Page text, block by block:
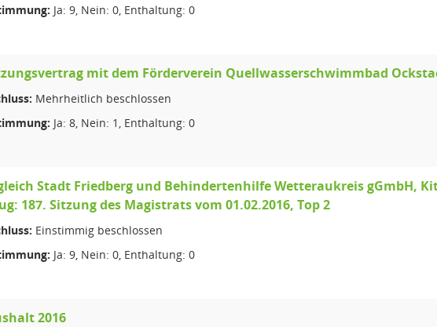
Ja: 9, Nein: 0, Enthaltung: 0
mit dem Förderverein Quellwasserschwimmbad
Mehrheitlich beschlossen
Ja: 8, Nein: 1, Enthaltung: 0
Stadt Friedberg und Behindertenhilfe Wetteraukreis gGmbH,
187. Sitzung des Magistrats vom 01.02.2016, Top 2
Einstimmig beschlossen
Ja: 9, Nein: 0, Enthaltung: 0
2016